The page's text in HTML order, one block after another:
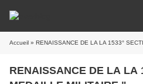
Accueil » RENAISSANCE DE LA LA 1533°
RENAISSANCE DE LA LA 1533° SECTION DE LA